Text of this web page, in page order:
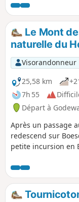
sommes aux deux
Après Cassel, on
pour retrouver
Le Mont
naturelle du
Visorandonneur
25,58 km
7h 55
Départ à
Après un passage
redescend sur
petite incursion en
boucle dans la
Helleketelbos,
croquenots.